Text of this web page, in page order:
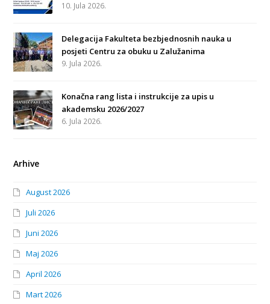
10. Jula 2026.
Delegacija Fakulteta bezbjednosnih nauka u
posjeti Centru za obuku u Zalužanima
9. Jula 2026.
Konačna rang lista i instrukcije za upis u
akademsku 2026/2027
6. Jula 2026.
Arhive
August 2026
Juli 2026
Juni 2026
Maj 2026
April 2026
Mart 2026